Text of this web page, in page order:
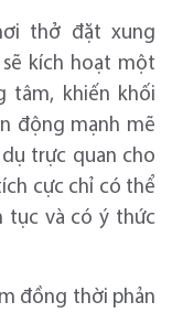
thở đặt xung
kích hoạt một
tâm, khiến khối
động mạnh mẽ
trực quan cho
cực chỉ có thể
tục và có ý thức
đồng thời phản